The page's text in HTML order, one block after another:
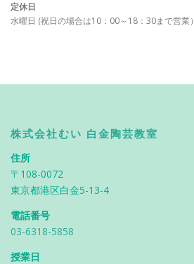
定休日
水曜日 (祝日の場合は10：00～18：30まで営業）
株式会社むい 白金陶芸教室
住所
〒108-0072
東京都港区白金5-13-4
電話番号
03-6318-5858
授業日